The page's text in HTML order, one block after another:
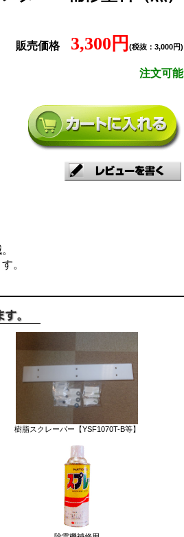
販売価格 3,300円 (税抜：3,000円)
注文可能
。
樹脂スクレーパー【YSF1070T-B等】